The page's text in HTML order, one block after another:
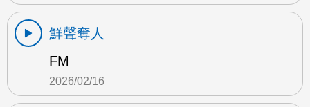
鮮聲奪人
FM
2026/02/16